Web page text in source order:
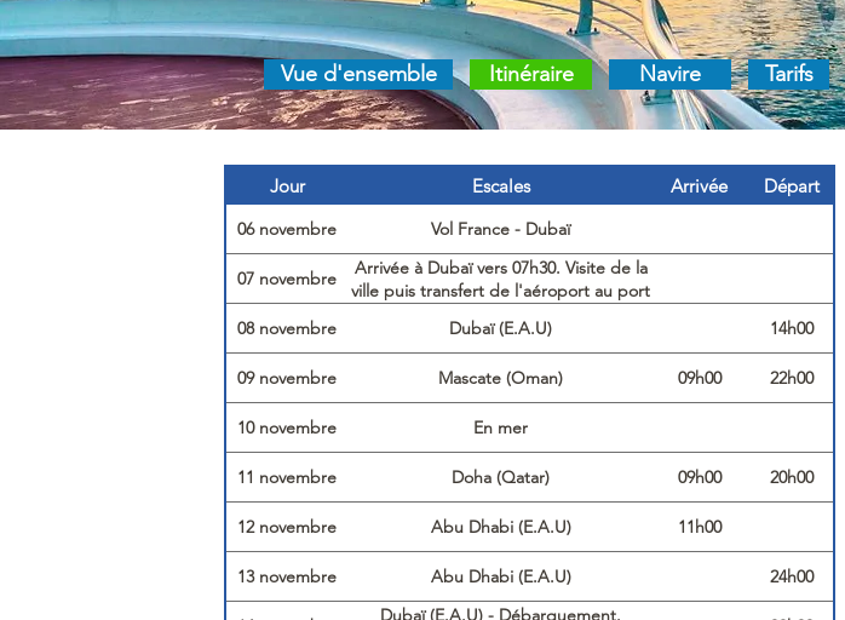
Vue d'ensemble Itinéraire Navire Tarifs
Jour Escales Arrivée Départ
06 novembre Vol France - Dubaï
07 novembre
Arrivée à Dubaï vers 07h30. Visite de la
ville puis transfert de l'aéroport au port
20h00)
08 novembre Dubaï (E.A.U) 14h00
09 novembre Mascate (Oman) 09h00 22h00
10 novembre En mer
11 novembre Doha (Qatar) 09h00 20h00
12 novembre Abu Dhabi (E.A.U) 11h00
13 novembre Abu Dhabi (E.A.U) 24h00
Dubaï (E.A.U) - Débarquement.